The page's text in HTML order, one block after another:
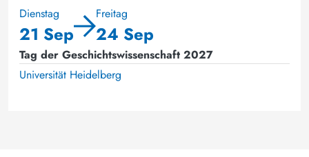
Dienstag
21 Sep
Freitag
24 Sep
Tag der Geschichtswissenschaft 2027
Universität Heidelberg